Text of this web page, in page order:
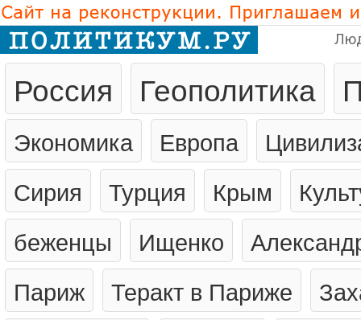
Россия Геополитика
Экономика Европа
Сирия
Турция Крым
беженцы
Ищенко
Париж
Теракт в Париже